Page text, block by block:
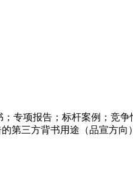
专项报告；标杆案例；竞
第三方背书用途（品宣方向）